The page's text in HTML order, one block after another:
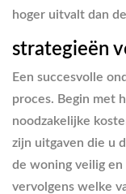
hoger uitvalt dan
strategieën
Een succesvolle
proces. Begin met
noodzakelijke
zijn uitgaven die u
de woning veilig
vervolgens welke